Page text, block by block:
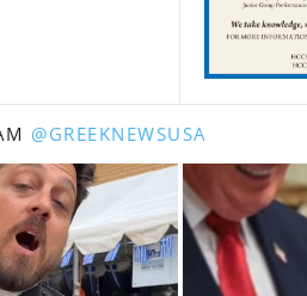
@GREEKNEWSUSA